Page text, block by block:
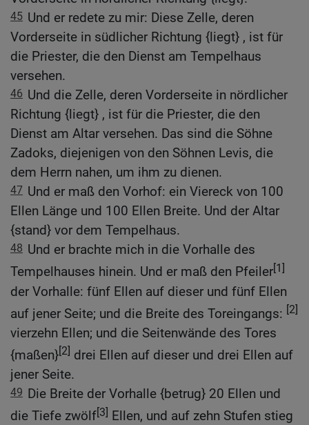
45 Und er redete zu mir: Diese Zelle, deren
Vorderseite in südlicher Richtung {liegt} , ist für
die Priester, die den Dienst am Tempelhaus
versehen.
46 Und die Zelle, deren Vorderseite in nördlicher
Richtung {liegt} , ist für die Priester, die den
Dienst am Altar versehen. Das sind die Söhne
Zadoks, diejenigen von den Söhnen Levis, die
dem Herrn nahen, um ihm zu dienen.
47 Und er maß den Vorhof: ein Viereck von 100
Ellen Länge und 100 Ellen Breite. Und der Altar
{stand} vor dem Tempelhaus.
48 Und er brachte mich in die Vorhalle des
Tempelhauses hinein. Und er maß den Pfeiler[1]
der Vorhalle: fünf Ellen auf dieser und fünf Ellen
auf jener Seite; und die Breite des Toreingangs: [2]
vierzehn Ellen; und die Seitenwände des Tores
{maßen}[2] drei Ellen auf dieser und drei Ellen auf
jener Seite.
49 Die Breite der Vorhalle {betrug} 20 Ellen und
die Tiefe zwölf[3] Ellen, und auf zehn Stufen stieg